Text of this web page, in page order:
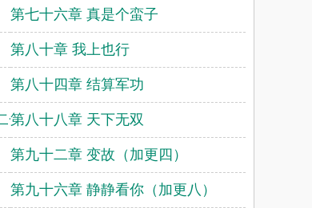
第七十六章 真是个蛮子
第八十章 我上也行
第八十四章 结算军功
合一大章）
第八十八章 天下无双
第九十二章 变故（加更四）
第九十六章 静静看你（加更八）